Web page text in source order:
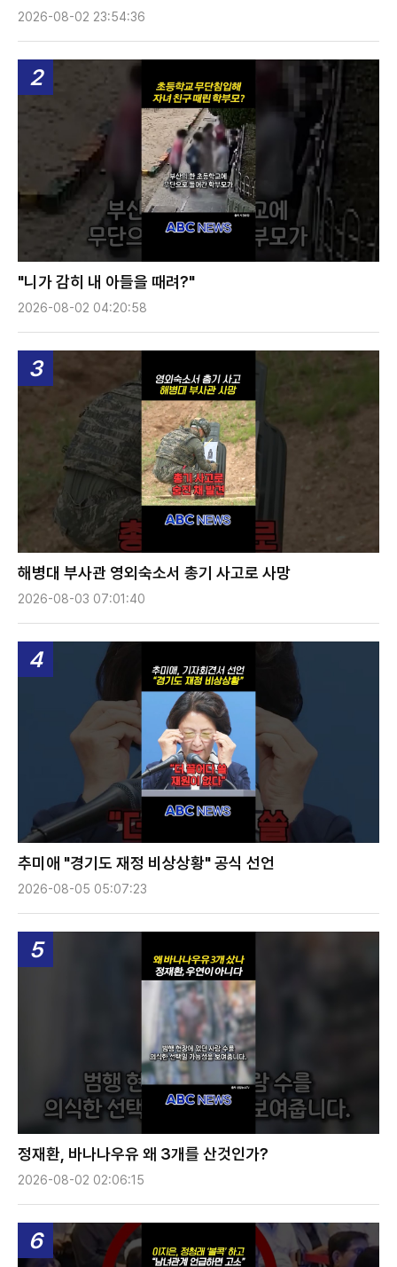
2026-08-02 23:54:36
2
"니가 감히 내 아들을 때려?"
2026-08-02 04:20:58
3
해병대 부사관 영외숙소서 총기 사고로 사망
2026-08-03 07:01:40
4
추미애 "경기도 재정 비상상황" 공식 선언
2026-08-05 05:07:23
5
정재환, 바나나우유 왜 3개를 산것인가?
2026-08-02 02:06:15
6